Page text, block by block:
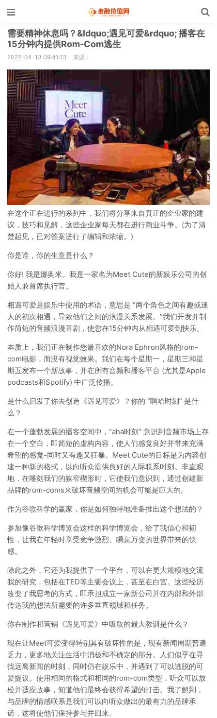
需要精神休息吗？&ldquo;遇见可爱&rdquo; 播客在
15分钟内提供Rom-Com逃生
2022-04-13 09:41:13 来源：
在这个正在进行的系列中，我们将分享来自真正的企业家的建
议，技巧和见解，这些企业家每天都在进行商业斗争。(为了清
楚起见，已对答案进行了编辑和浓缩。)
你是谁，你的生意是什么？
你好! 我是娜奥米。我是一家名为Meet Cute的新娱乐公司的创
始人兼首席执行官。
相遇可爱是娱乐中使用的术语，意思是 “两个角色之间有趣或迷
人的初次相遇，导致他们之间的浪漫关系发展。”我们开发并制
作简短的音频浪漫喜剧，使您在15分钟内从相遇可爱到快乐。
本质上，我们正在制作您最喜欢的Nora Ephron风格的rom-
com电影，而没有视觉效果。我们在每个星期一，星期三和星
期五发布一个新故事，并在所有音频和播客平台 (尤其是Apple
podcasts和Spotify) 中广泛传播。
是什么启发了你去创造《遇见可爱》？你的 “啊哈时刻” 是什
么？
在一个蓬勃发展的播客空间中，“aha时刻” 意识到音频市场上存
在一个空白，即简短的虚构内容，使人们感觉良好并带来充满
希望的感觉-同时又有趣又狂暴。Meet Cute的目标是为内容创
建一种新的格式，以向听众提供良好的人际联系时刻。非直观
地，在雕刻我们的狭窄楔形时，它使我们意识到，通过创建新
品牌的rom-coms来破坏音频空间的机会可能是巨大的。
作为谷歌科学的赢家，你是如何独特地准备推出这个想法的？
参加像谷歌科学博览会这样的科学博览会，给了我信心和韧
性，让我在年轻时享受竞争激烈、瞬息万变的世界带来的快
感。
除此之外，它还为我提供了一个平台，可以在更大规模地交流
我的研究，包括在TED等主要会议上，甚至在白宫。这些经历
改变了我思考的方式，即承担成立一家新公司并在内部和外部
传达我的想法所需要的许多垂直领域和任务。
你在制作和营销《遇见可爱》中吸取的最大教训是什么？
现在让Meet可爱变得特别具有破坏性的是，现有新闻周期普遍
乏力，更多地关注生活中消极和不确定的部分。人们似乎在寻
找远离新闻的时刻，同时仍在娱乐中，并遇到了可以逃脱的可
爱提议。使用相同的格式和相同的rom-com类型，听众可以放
松并适应故事，知道他们最终会获得希望的打击。我了解到，
与品牌的情感联系是我们可以向听众做出的最有力的品牌承
诺，这将使他们保持参与并回来。